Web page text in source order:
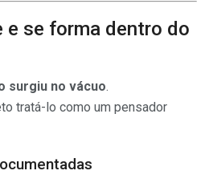
e se forma dentro do
surgiu no vácuo.
tratá-lo como um pensador